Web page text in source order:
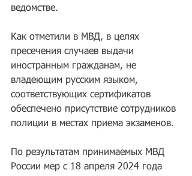
ведомстве.
Как отметили в МВД, в целях
пресечения случаев выдачи
иностранным гражданам, не
владеющим русским языком,
соответствующих сертификатов
обеспечено присутствие сотрудников
полиции в местах приема экзаменов.
По результатам принимаемых МВД
России мер с 18 апреля 2024 года